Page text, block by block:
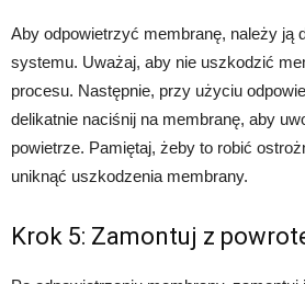
Aby odpowietrzyć membranę, należy ją
systemu. Uważaj, aby nie uszkodzić
procesu. Następnie, przy użyciu
delikatnie naciśnij na membranę, aby
powietrze. Pamiętaj, żeby to robić
uniknąć uszkodzenia membrany.
Krok 5: Zamontuj z